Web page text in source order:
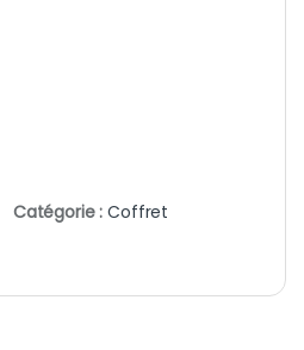
Catégorie :Coffret